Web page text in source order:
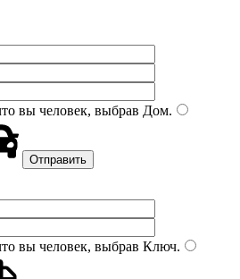
вы человек, выбрав Дом.
вы человек, выбрав Ключ.